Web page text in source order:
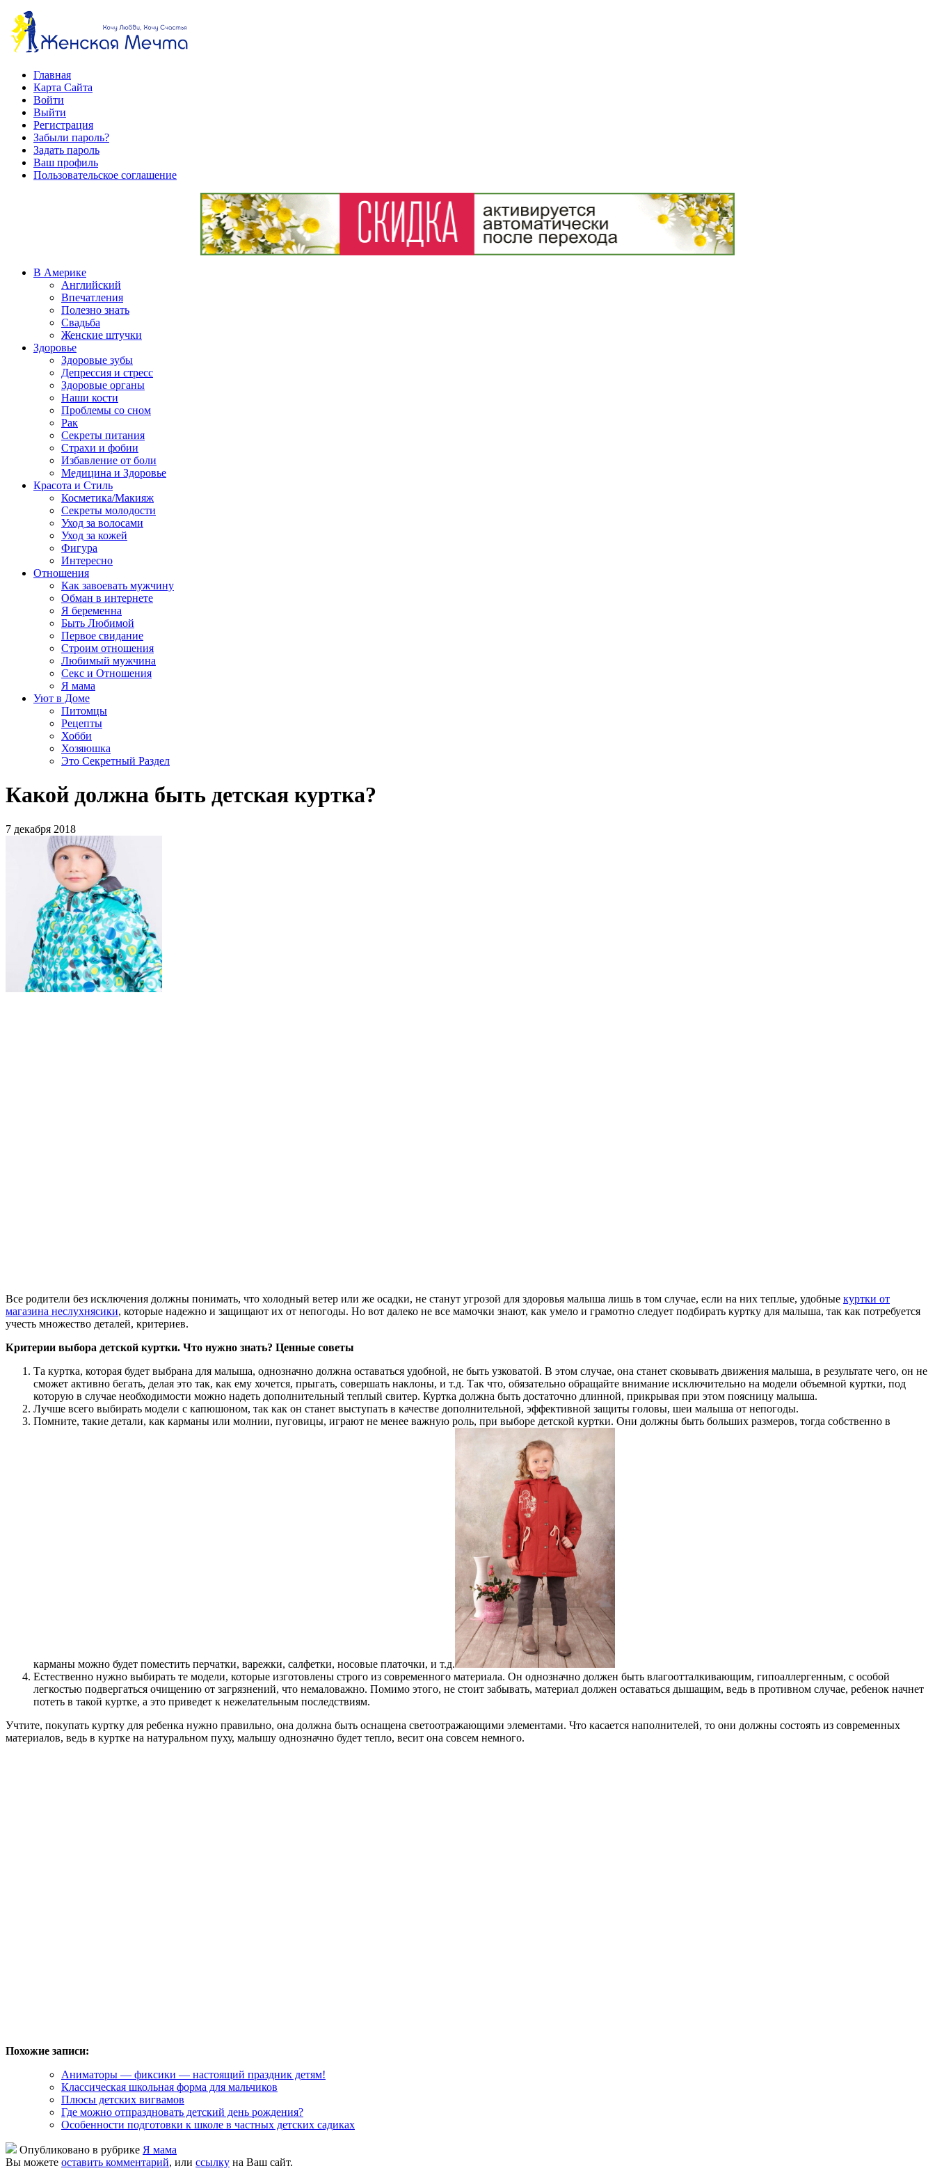
Главная
Карта Сайта
Войти
Выйти
Регистрация
Забыли пароль?
Задать пароль
Ваш профиль
Пользовательское соглашение
В Америке
Английский
Впечатления
Полезно знать
Свадьба
Женские штучки
Здоровье
Здоровые зубы
Депрессия и стресс
Здоровые органы
Наши кости
Проблемы со сном
Рак
Секреты питания
Страхи и фобии
Избавление от боли
Медицина и Здоровье
Красота и Стиль
Косметика/Макияж
Секреты молодости
Уход за волосами
Уход за кожей
Фигура
Интересно
Отношения
Как завоевать мужчину
Обман в интернете
Я беременна
Быть Любимой
Первое свидание
Строим отношения
Любимый мужчина
Секс и Отношения
Я мама
Уют в Доме
Питомцы
Рецепты
Хобби
Хозяюшка
Это Секретный Раздел
Какой должна быть детская куртка?
7 декабря 2018
Все родители без исключения должны понимать, что холодный ветер или же осадки, не станут угрозой для здоровья малыша лишь в том случае, если на них теплые, удобные куртки от
магазина неслухнясики, которые надежно и защищают их от непогоды. Но вот далеко не все мамочки знают, как умело и грамотно следует подбирать куртку для малыша, так как потребуется
учесть множество деталей, критериев.
Критерии выбора детской куртки. Что нужно знать? Ценные советы
Та куртка, которая будет выбрана для малыша, однозначно должна оставаться удобной, не быть узковатой. В этом случае, она станет сковывать движения малыша, в результате чего, он не
сможет активно бегать, делая это так, как ему хочется, прыгать, совершать наклоны, и т.д. Так что, обязательно обращайте внимание исключительно на модели объемной куртки, под
которую в случае необходимости можно надеть дополнительный теплый свитер. Куртка должна быть достаточно длинной, прикрывая при этом поясницу малыша.
Лучше всего выбирать модели с капюшоном, так как он станет выступать в качестве дополнительной, эффективной защиты головы, шеи малыша от непогоды.
Помните, такие детали, как карманы или молнии, пуговицы, играют не менее важную роль, при выборе детской куртки. Они должны быть больших размеров, тогда собственно в
карманы можно будет поместить перчатки, варежки, салфетки, носовые платочки, и т.д.
Естественно нужно выбирать те модели, которые изготовлены строго из современного материала. Он однозначно должен быть влагоотталкивающим, гипоаллергенным, с особой
легкостью подвергаться очищению от загрязнений, что немаловажно. Помимо этого, не стоит забывать, материал должен оставаться дышащим, ведь в противном случае, ребенок начнет
потеть в такой куртке, а это приведет к нежелательным последствиям.
Учтите, покупать куртку для ребенка нужно правильно, она должна быть оснащена светоотражающими элементами. Что касается наполнителей, то они должны состоять из современных
материалов, ведь в куртке на натуральном пуху, малышу однозначно будет тепло, весит она совсем немного.
Похожие записи:
Аниматоры — фиксики — настоящий праздник детям!
Классическая школьная форма для мальчиков
Плюсы детских вигвамов
Где можно отпраздновать детский день рождения?
Особенности подготовки к школе в частных детских садиках
Опубликовано в рубрике Я мама
Вы можете оставить комментарий, или ссылку на Ваш сайт.